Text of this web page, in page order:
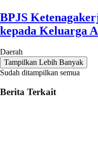
BPJS
kepada Keluarga
Daerah
Tampilkan Lebih Banyak
Sudah ditampilkan semua
Berita Terkait